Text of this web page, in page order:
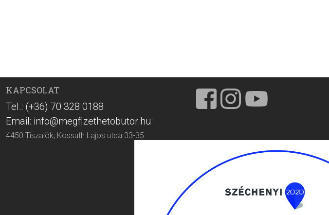
KAPCSOLAT
Tel.: (+36) 70 328 0188
Email: info@megfizethetobutor.hu
4450 Tiszalök, Kossuth Lajos utca 33-35.